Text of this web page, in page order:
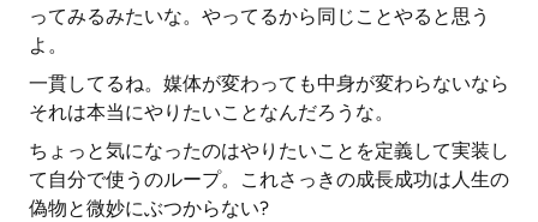
ってみるみたいな。やってるから同じことやると思う
よ。
一貫してるね。媒体が変わっても中身が変わらないなら
それは本当にやりたいことなんだろうな。
ちょっと気になったのはやりたいことを定義して実装し
て自分で使うのループ。これさっきの成長成功は人生の
偽物と微妙にぶつからない?